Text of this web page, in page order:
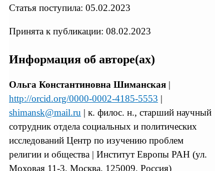
Статья поступила: 05.02.2023
Принята к публикации: 08.02.2023
Информация об авторе(ах)
Ольга Константиновна Шиманская |
http://orcid.org/0000-0002-4185-5553 |
shimansk@mail.ru | к. филос. н., старший научный
сотрудник отдела социальных и политических
исследований Центр по изучению проблем
религии и общества | Институт Европы РАН (ул.
Моховая 11-3, Москва, 125009, Россия)